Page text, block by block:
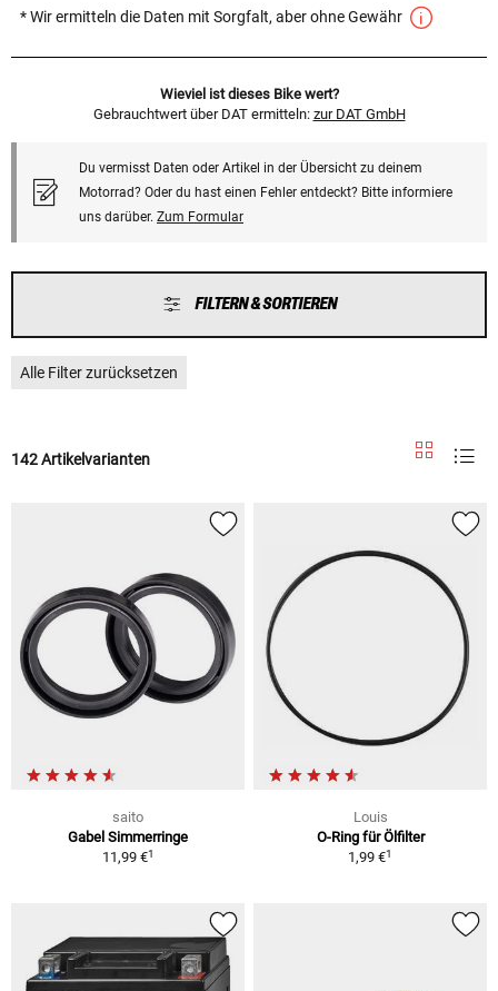
* Wir ermitteln die Daten mit Sorgfalt, aber ohne Gewähr
Wieviel ist dieses Bike wert?
Gebrauchtwert über DAT ermitteln: zur DAT GmbH
Du vermisst Daten oder Artikel in der Übersicht zu deinem
Motorrad? Oder du hast einen Fehler entdeckt? Bitte informiere
uns darüber. Zum Formular
FILTERN & SORTIEREN
Alle Filter zurücksetzen
142 Artikelvarianten
saito
Gabel Simmerringe
11,99 €1
Louis
O-Ring für Ölfilter
1,99 €1